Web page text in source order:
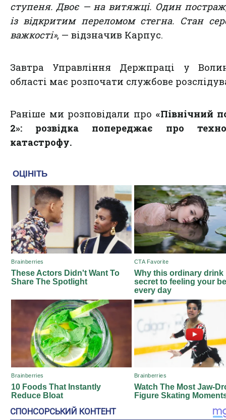
ступеня. Двоє — на витяжці. Один
із відкритим переломом стегна. Стан
важкості», — відзначив Карпус.
Завтра Управління Держпраці у
області має розпочати службове
Раніше ми розповідали про «Північний
2»: розвідка попереджає про
катастрофу.